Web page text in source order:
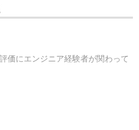
価にエンジニア経験者が関わって
じる、技術やワークフローの標準